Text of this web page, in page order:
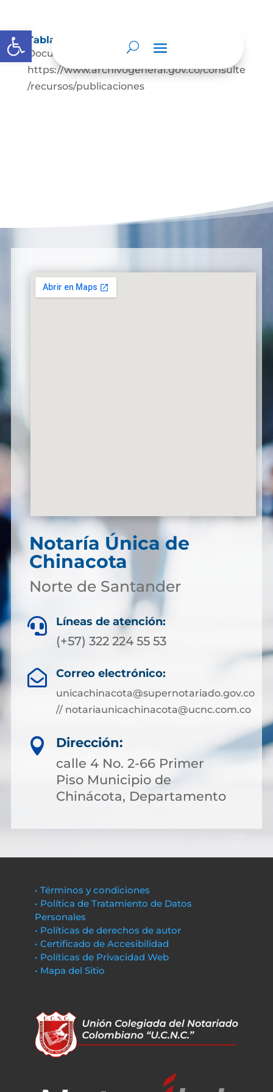
Abrir barra de herramientas
Tablas de retención documental
Documentación de apoyo
https://www.archivogeneral.gov.co/consulte
/recursos/publicaciones
Notaría Única de
Chinacota
Norte de Santander
 Líneas de atención:
(+57) 322 224 55 53
 Correo electrónico:
unicachinacota@supernotariado.gov.co
// notariaunicachinacota@ucnc.com.co

Dirección:
calle 4 No. 2-66 Primer
Piso Municipio de
Chinácota, Departamento
• Términos y condiciones
• Política de Tratamiento de Datos
Personales
• Políticas de derechos de autor
• Certificado de Accesibilidad
• Políticas de Privacidad Web
• Mapa del Sitio